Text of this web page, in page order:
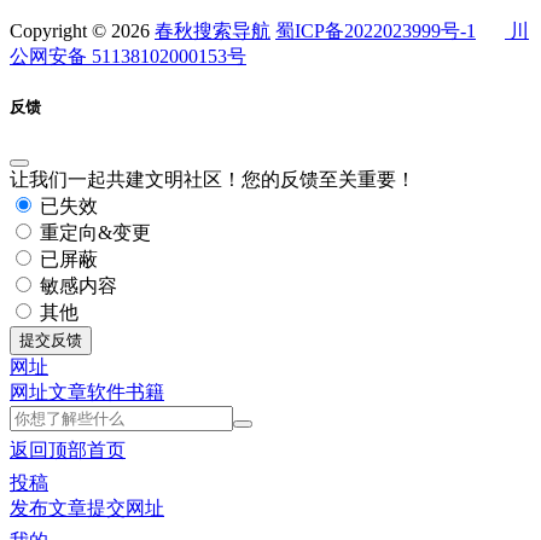
Copyright © 2026 春秋搜索导航 蜀ICP备2022023999号-1
川
公网安备 51138102000153号
反馈
让我们一起共建文明社区！您的反馈至关重要！
已失效
重定向&变更
已屏蔽
敏感内容
其他
提交反馈
网址
网址文章软件书籍
返回顶部首页
投稿
发布文章提交网址